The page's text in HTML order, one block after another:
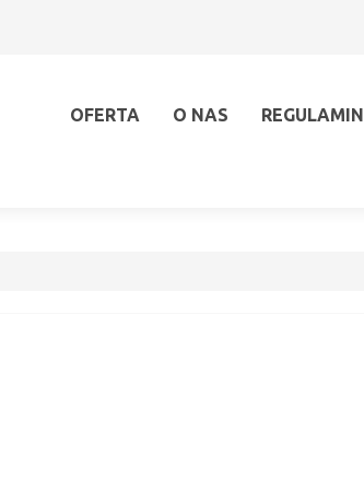
OFERTA O NAS REGULAMIN